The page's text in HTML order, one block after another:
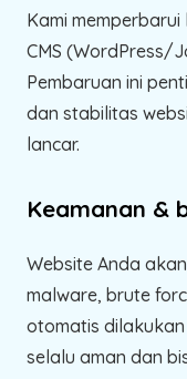
Kami
CMS (WordPress/
Pembaruan ini
dan stabilitas
lancar.
Keamanan &
Website Anda
malware, brute
otomatis
selalu aman dan